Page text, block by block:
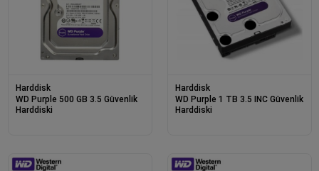
Harddisk
WD Purple 500 GB 3.5 Güvenlik
Harddiski
Harddisk
WD Purple 1 TB 3.5 INC Güvenlik
Harddiski